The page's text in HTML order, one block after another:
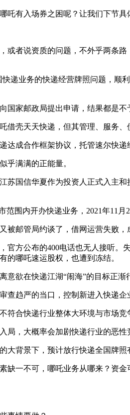
有入场券之困呢？让我们下节具
者说资质的问题，不外乎两条路
业务的快递经营牌照问题，顺
家邮政局提出申请，结果都是不
壳天天快递，但其管理、服务、
成合作框架协议，托管速尔快递
满满的正能量。
国信华夏作为投资人正式入主和
内开办快递业务，2021年11月
邮管局约谈了，借网运营失败，
方公布的400电话也无人接听
的哪吒速运股权，也遭到冻结。
欲在快递江湖“闹海”的目标正渐
严的当口，控制新进入快递企
合快递行业整体大环境与市场竞
，大概率会加剧快递行业的恶性
背景下，预计放行快递全国牌照
一不可，哪吒业务从哪来？资金